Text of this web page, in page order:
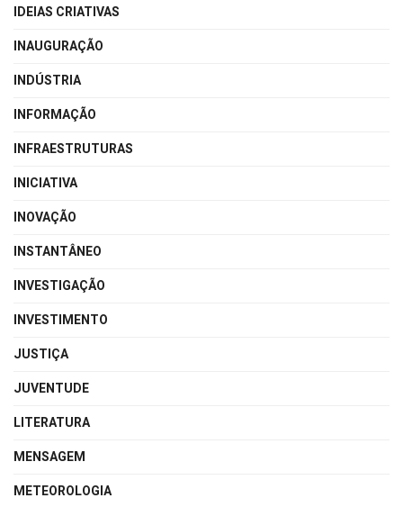
IDEIAS CRIATIVAS
INAUGURAÇÃO
INDÚSTRIA
INFORMAÇÃO
INFRAESTRUTURAS
INICIATIVA
INOVAÇÃO
INSTANTÂNEO
INVESTIGAÇÃO
INVESTIMENTO
JUSTIÇA
JUVENTUDE
LITERATURA
MENSAGEM
METEOROLOGIA